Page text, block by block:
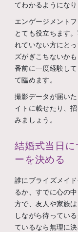
てわかるようになり
エンゲージメント
とても役立ちます
れていない方にと
ズがぎこちないか
番前に一度経験し
て臨めます。
撮影データが届い
イトに載せたり、
みましょう。
結婚式当日
ーを決める
誰にブライズメイ
るか、すでに心の
方で、友人や家族
しながら待ってい
ているなら無理に